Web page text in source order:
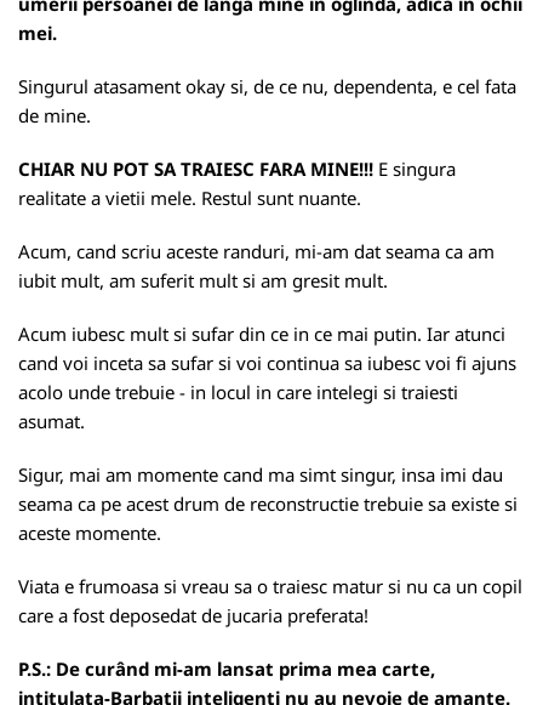
mei.
Singurul atasament okay si, de ce nu, dependenta, e cel fata
de mine.
CHIAR NU POT SA TRAIESC FARA MINE!!! E singura
realitate a vietii mele. Restul sunt nuante.
Acum, cand scriu aceste randuri, mi-am dat seama ca am
iubit mult, am suferit mult si am gresit mult.
Acum iubesc mult si sufar din ce in ce mai putin. Iar atunci
cand voi inceta sa sufar si voi continua sa iubesc voi fi ajuns
acolo unde trebuie - in locul in care intelegi si traiesti
asumat.
Sigur, mai am momente cand ma simt singur, insa imi dau
seama ca pe acest drum de reconstructie trebuie sa existe si
aceste momente.
Viata e frumoasa si vreau sa o traiesc matur si nu ca un copil
care a fost deposedat de jucaria preferata!
P.S.: De curând mi-am lansat prima mea carte,
intitulata-Barbatii inteligenti nu au nevoie de amante.